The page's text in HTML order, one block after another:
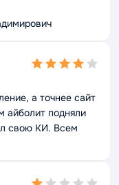
а точнее сайт
айболит подняли
свою КИ. Всем